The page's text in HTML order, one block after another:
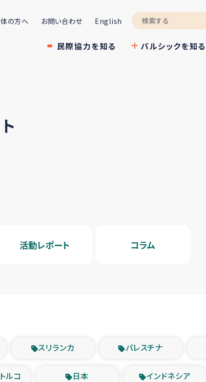
の方へ お問い合わせ English
民際協力を知る パルシックを知る
活動レポート コラム
スリランカ パレスチナ
ルコ 日本 インドネシア